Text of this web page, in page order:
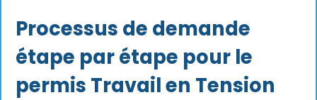
Processus de demande
étape par étape pour le
permis Travail en Tension